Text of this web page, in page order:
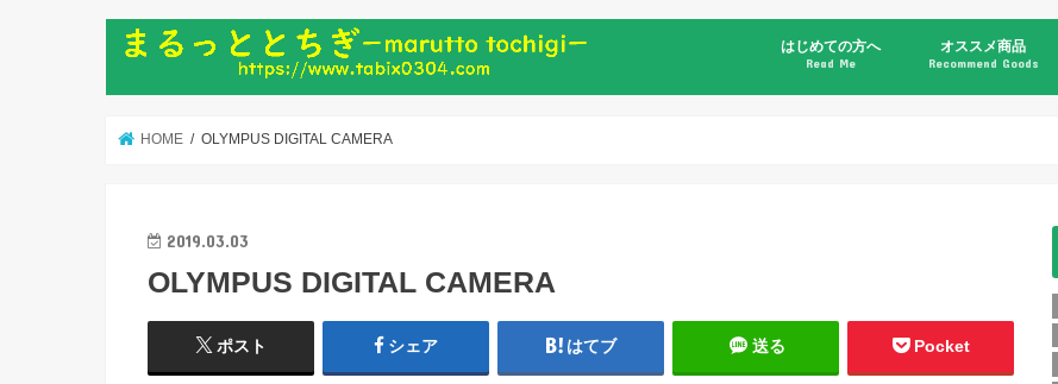
はじめての方へ
Read Me
オススメ商品
Recommend Goods
HOME OLYMPUS DIGITAL CAMERA
2019.03.03
OLYMPUS DIGITAL CAMERA
ポスト シェア はてブ 送る Pocket